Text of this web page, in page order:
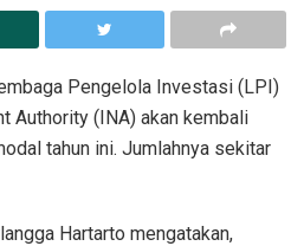
Pengelola Investasi (LPI)
Authority (INA) akan kembali
tahun ini. Jumlahnya sekitar
Hartarto mengatakan,